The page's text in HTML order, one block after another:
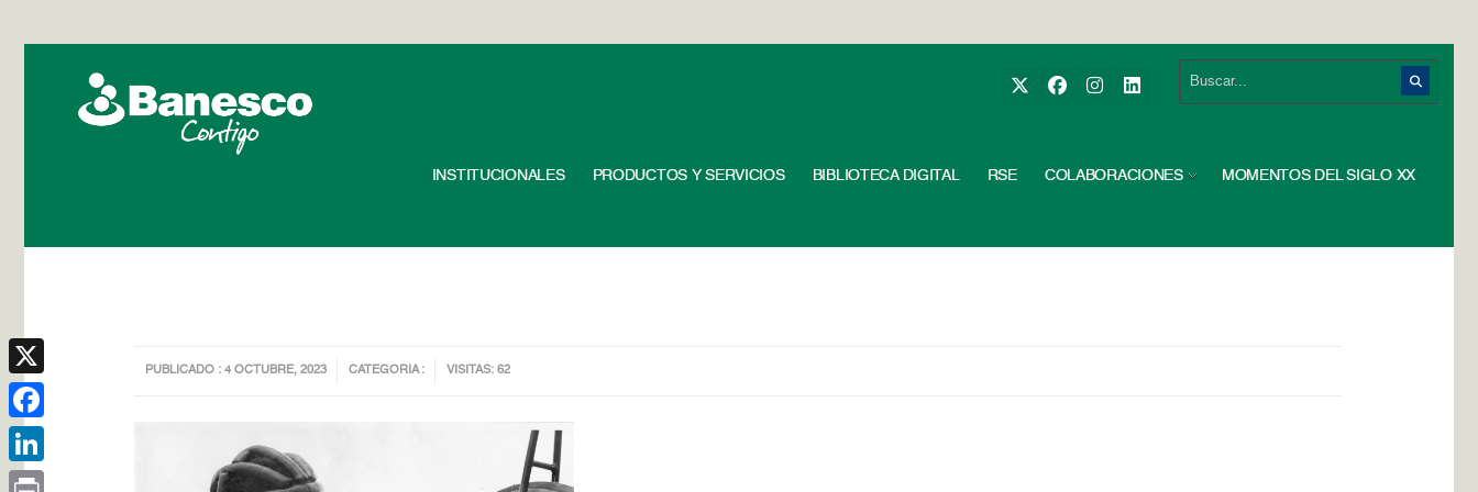
INSTITUCIONALES PRODUCTOS Y SERVICIOS BIBLIOTECA DIGITAL RSE COLABORACIONES MOMENTOS DEL SIGLO XX
PUBLICADO : 4 OCTUBRE, 2023 CATEGORIA : VISITAS: 62
X
Facebook
LinkedIn